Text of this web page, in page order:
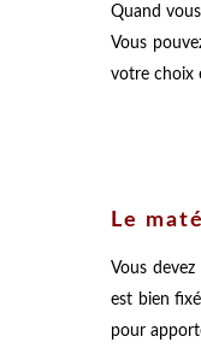
Quand
Vous
votre choix
Le
Vous
est bien
pour